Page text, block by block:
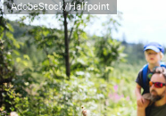
AdobeStock/Halfpoint